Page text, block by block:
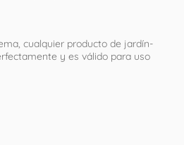
cualquier producto de jardín-
y es válido para uso